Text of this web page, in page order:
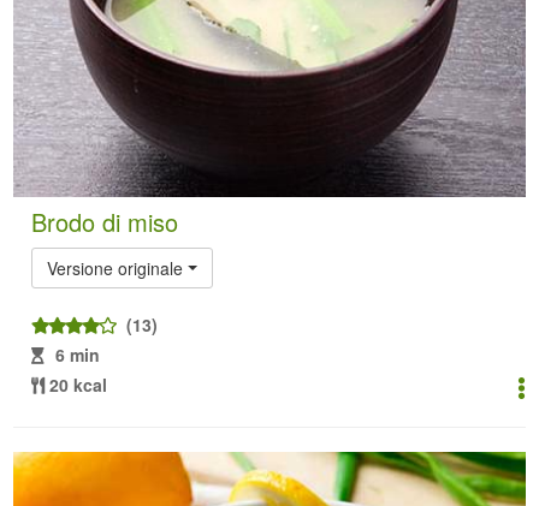
Brodo di miso
Versione originale
(13)
6 min
20 kcal